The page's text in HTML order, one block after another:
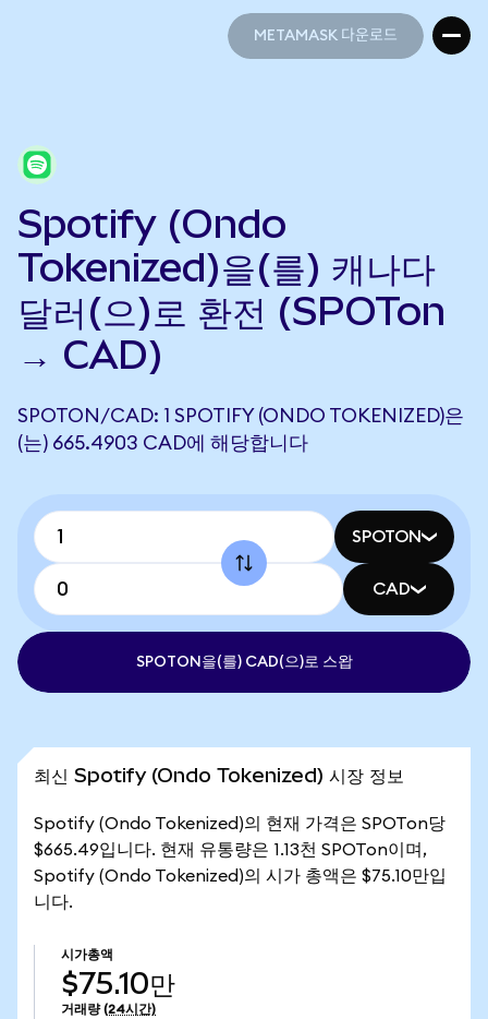
METAMASK 다운로드
Spotify (Ondo
Tokenized)을(를) 캐나다
달러(으)로 환전 (SPOTon
→ CAD)
SPOTON/CAD: 1 SPOTIFY (ONDO TOKENIZED)은
(는) 665.4903 CAD에 해당합니다
SPOTON
CAD
SPOTON을(를) CAD(으)로 스왑
최신 Spotify (Ondo Tokenized) 시장 정보
Spotify (Ondo Tokenized)의 현재 가격은 SPOTon당
$665.49입니다. 현재 유통량은 1.13천 SPOTon이며,
Spotify (Ondo Tokenized)의 시가 총액은 $75.10만입
니다.
시가총액
$75.10만
거래량 (24시간)